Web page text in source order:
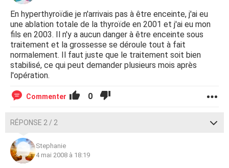
En hyperthyroïdie je n'arrivais pas à être enceinte, j'ai eu
une ablation totale de la thyroïde en 2001 et j'ai eu mon
fils en 2003. Il n'y a aucun danger à être enceinte sous
traitement et la grossesse se déroule tout à fait
normalement. Il faut juste que le traitement soit bien
stabilisé, ce qui peut demander plusieurs mois après
l'opération.
Commenter 0
RÉPONSE 2 / 2
Stephanie
4 mai 2008 à 18:19